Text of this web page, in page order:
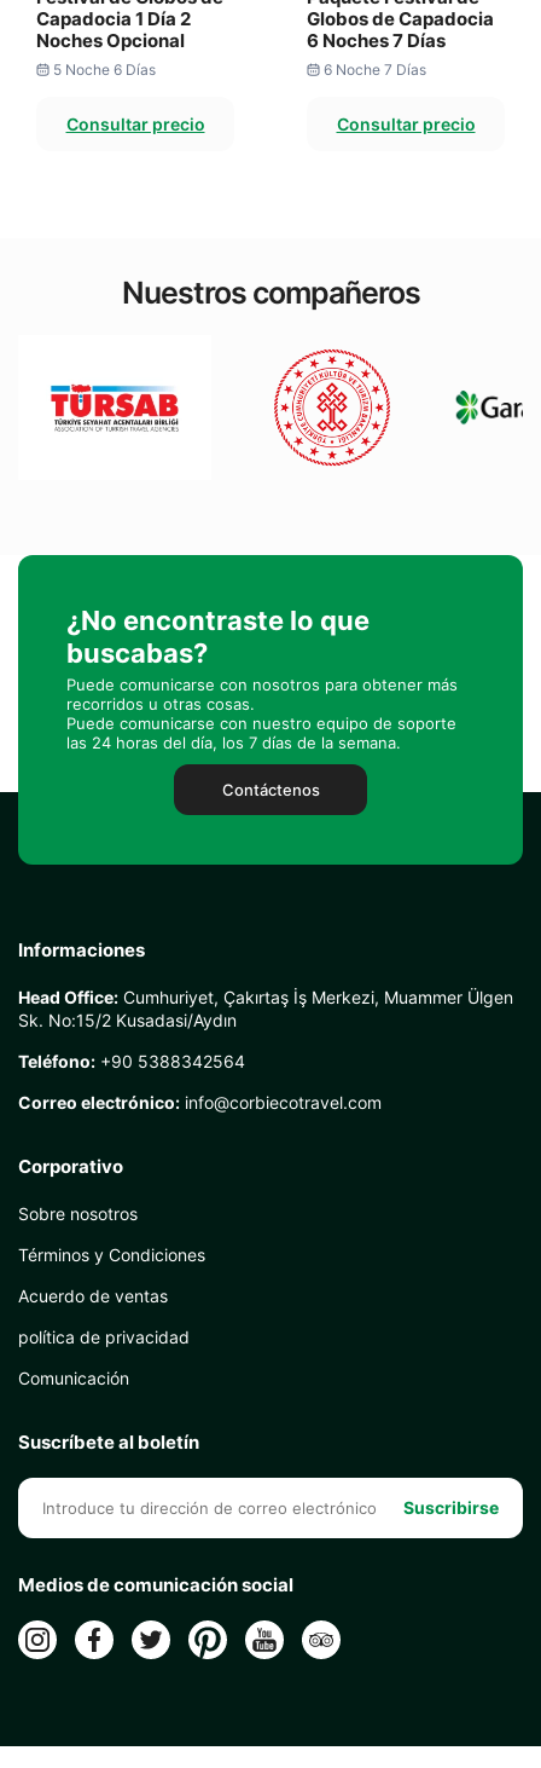
Capadocia 1 Día 2
Noches Opcional
5 Noche 6 Días
Consultar precio
Globos de Capadocia
6 Noches 7 Días
6 Noche 7 Días
Consultar precio
Nuestros compañeros
¿No encontraste lo que
buscabas?
Puede comunicarse con nosotros para obtener más
recorridos u otras cosas.
Puede comunicarse con nuestro equipo de soporte
las 24 horas del día, los 7 días de la semana.
Contáctenos
Informaciones
Head Office: Cumhuriyet, Çakırtaş İş Merkezi, Muammer Ülgen
Sk. No:15/2 Kusadasi/Aydın
Teléfono: +90 5388342564
Correo electrónico: info@corbiecotravel.com
Corporativo
Sobre nosotros
Términos y Condiciones
Acuerdo de ventas
política de privacidad
Comunicación
Suscríbete al boletín
Suscribirse
Medios de comunicación social